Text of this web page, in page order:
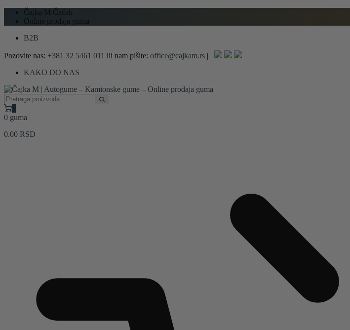
Čajka M Čačak
Online prodaja guma
B2B
Pozovite nas: +381 32 5461 011 ili nam pišite: office@cajkam.rs |
KAKO DO NAS
0 guma
0.00 RSD